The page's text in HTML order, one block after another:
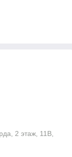
2 этаж, 11В,